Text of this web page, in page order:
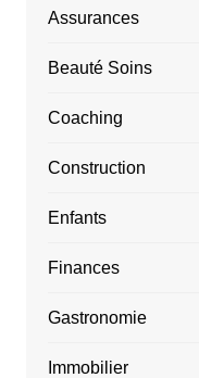
Assurances
Beauté Soins
Coaching
Construction
Enfants
Finances
Gastronomie
Immobilier